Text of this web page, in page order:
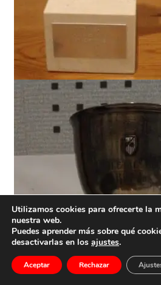
Utilizamos cookies para ofrecerte la
nuestra web.
Puedes aprender más sobre qué
desactivarlas en los ajustes.
Aceptar Rechazar